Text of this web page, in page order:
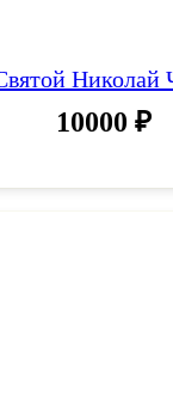
Николай
10000 ₽